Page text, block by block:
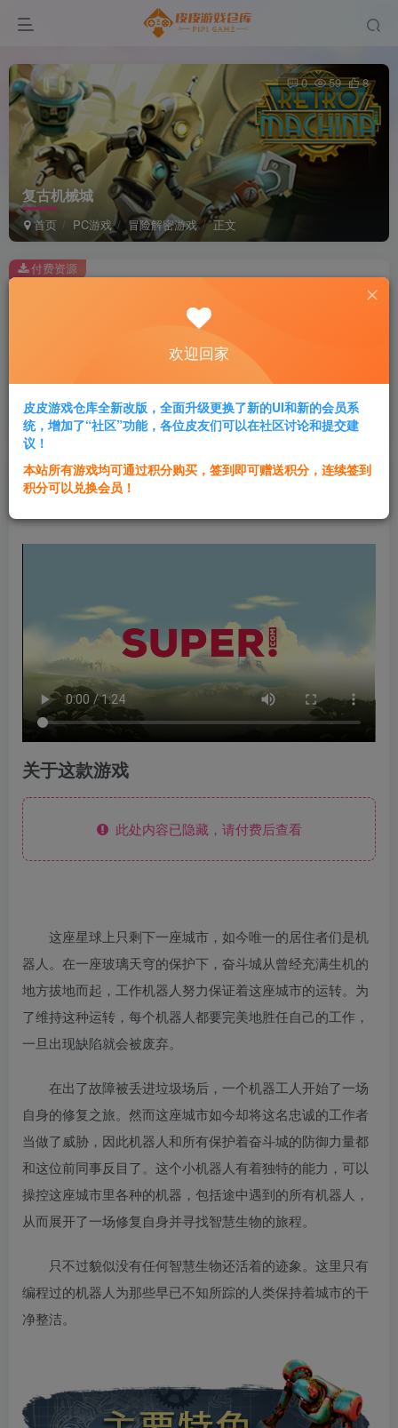
复古机械城
首页 PC游戏 冒险解密游戏 正文
0 59 8
此内容为付费资源，请付费后查看
2积分
黄金会员免费 超级会员免费
登录购买
付费资源
群主1号
关于这款游戏
此处内容已隐藏，请付费后查看
这座星球上只剩下一座城市，如今唯一的居住者们是机
器人。在一座玻璃天穹的保护下，奋斗城从曾经充满生机的
地方拔地而起，工作机器人努力保证着这座城市的运转。为
了维持这种运转，每个机器人都要完美地胜任自己的工作，
一旦出现缺陷就会被废弃。
在出了故障被丢进垃圾场后，一个机器工人开始了一场
自身的修复之旅。然而这座城市如今却将这名忠诚的工作者
当做了威胁，因此机器人和所有保护着奋斗城的防御力量都
和这位前同事反目了。这个小机器人有着独特的能力，可以
操控这座城市里各种的机器，包括途中遇到的所有机器人，
从而展开了一场修复自身并寻找智慧生物的旅程。
只不过貌似没有任何智慧生物还活着的迹象。这里只有
编程过的机器人为那些早已不知所踪的人类保持着城市的干
净整洁。
欢迎回家
皮皮游戏仓库全新改版，全面升级更换了新的UI和新的会员系
统，增加了“社区”功能，各位皮友们可以在社区讨论和提交建
议！
本站所有游戏均可通过积分购买，签到即可赠送积分，连续签到
积分可以兑换会员！